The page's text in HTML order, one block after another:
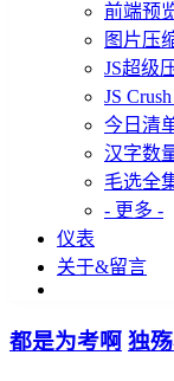
前端预
图片压
JS超级
JS
今日清
汉字数
毛选全
- 更多 -
仪表
关于&留言
都是为考啊 独